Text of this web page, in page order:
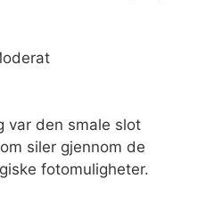
var den smale slot
siler gjennom de
fotomuligheter.